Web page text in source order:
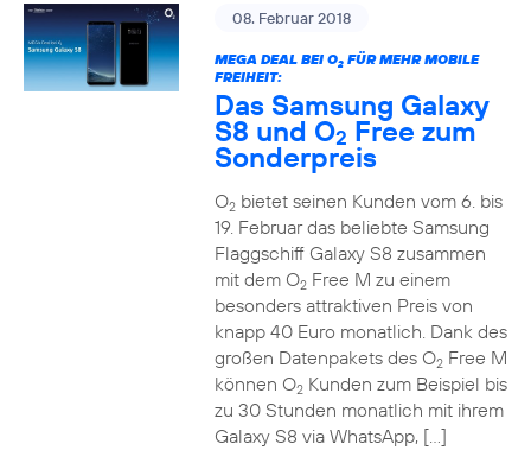
08. Februar 2018
MEGA DEAL BEI O2FÜR MEHR MOBILE
FREIHEIT:
Das Samsung Galaxy
S8 und O2 Free zum
Sonderpreis
O2bietet seinen Kunden vom 6. bis
19. Februar das beliebte Samsung
Flaggschiff Galaxy S8 zusammen
mit dem O2Free M zu einem
besonders attraktiven Preis von
knapp 40 Euro monatlich. Dank des
großen Datenpakets des O2Free M
können O2Kunden zum Beispiel bis
zu 30 Stunden monatlich mit ihrem
Galaxy S8 via WhatsApp, […]